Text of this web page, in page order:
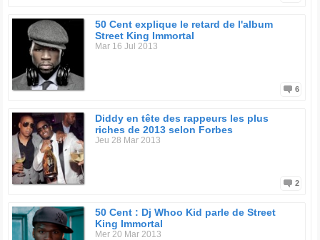
50 Cent explique le retard de l'album
Street King Immortal
Mar 16 Jul 2013
6
Diddy en tête des rappeurs les plus
riches de 2013 selon Forbes
Jeu 28 Mar 2013
2
50 Cent : Dj Whoo Kid parle de Street
King Immortal
Mer 20 Mar 2013